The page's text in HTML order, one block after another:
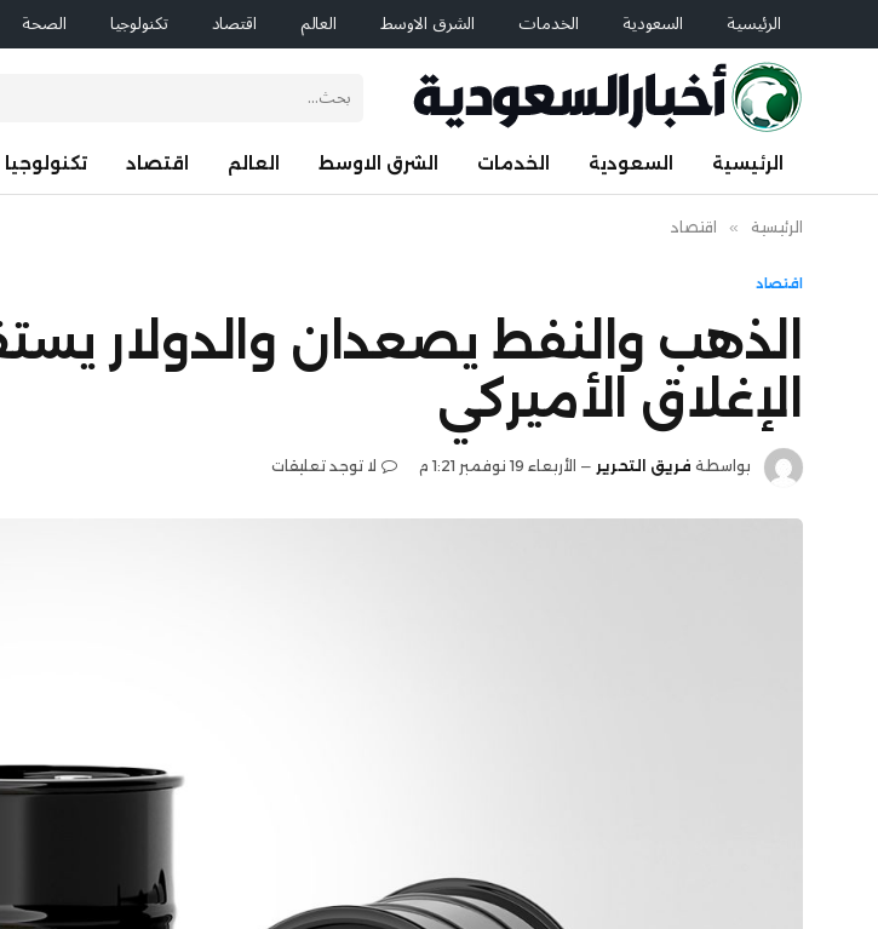
الرئيسية السعودية الخدمات الشرق الاوسط العالم اقتصاد تكنولوجيا الصحة
الرئيسية السعودية الخدمات الشرق الاوسط العالم اقتصاد تكنولوجيا
الرئيسية » اقتصاد
اقتصاد
الذهب والنفط يصعدان والدولار
الإغلاق الأميركي
بواسطة فريق التحرير الأربعاء 19 نوفمبر 1:21 م لا توجد تعليقات